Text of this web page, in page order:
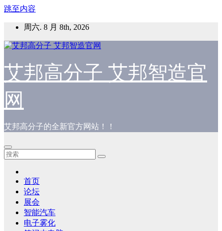
跳至内容
周六. 8 月 8th, 2026
艾邦高分子 艾邦智造官
网
艾邦高分子的全新官方网站！！
首页
论坛
展会
智能汽车
电子雾化